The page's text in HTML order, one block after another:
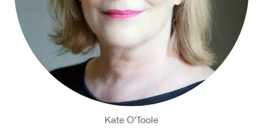
Kate O’Toole